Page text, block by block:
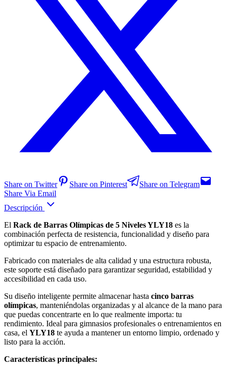
Share on Twitter Share on Pinterest
Share on Telegram
Share Via Email
Descripción
El Rack de Barras Olímpicas de 5 Niveles YLY18 es la
combinación perfecta de resistencia, funcionalidad y diseño para
optimizar tu espacio de entrenamiento.
Fabricado con materiales de alta calidad y una estructura robusta,
este soporte está diseñado para garantizar seguridad, estabilidad y
accesibilidad en cada uso.
Su diseño inteligente permite almacenar hasta cinco barras
olímpicas, manteniéndolas organizadas y al alcance de la mano para
que puedas concentrarte en lo que realmente importa: tu
rendimiento. Ideal para gimnasios profesionales o entrenamientos en
casa, el YLY18 te ayuda a mantener un entorno limpio, ordenado y
listo para la acción.
Características principales: